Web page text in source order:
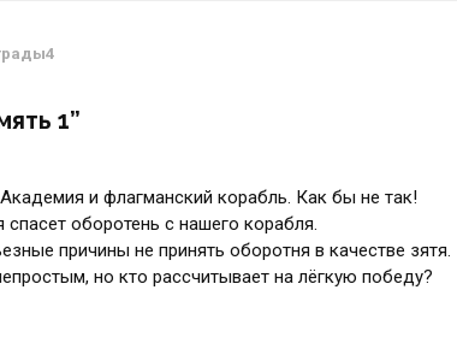
4
1”
и флагманский корабль. Как бы не так!
оборотень с нашего корабля.
причины не принять оборотня в качестве зятя.
но кто рассчитывает на лёгкую победу?